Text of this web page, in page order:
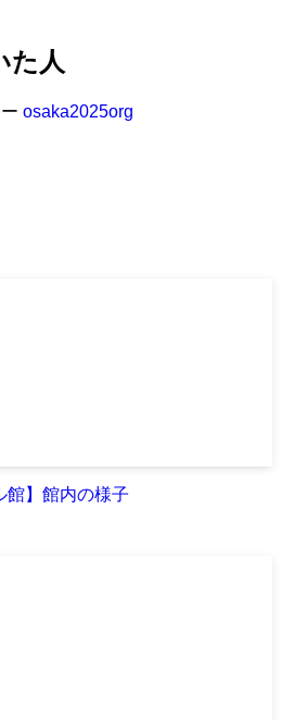
た人
osaka2025org
館】館内の様子